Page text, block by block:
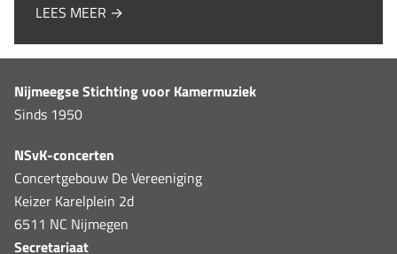
LEES MEER →
Nijmeegse Stichting voor Kamermuziek
Sinds 1950
NSvK-concerten
Concertgebouw De Vereeniging
Keizer Karelplein 2d
6511 NC Nijmegen
Secretariaat